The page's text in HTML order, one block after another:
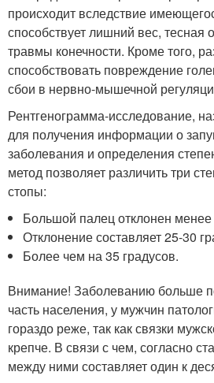
происходит вследствие
способствует лишний вес, тесная
травмы конечности. Кроме того,
способствовать повреждение
сбои в нервно-мышечной
Рентгенограмма-исследование,
для получения информации о
заболевания и определения
метод позволяет различить три
стопы:
Большой палец отклонен менее
Отклонение составляет 25-30
Более чем на 35 градусов.
Внимание! Заболеванию больше
часть населения, у мужчин
гораздо реже, так как связки
крепче. В связи с чем, согласно
между ними составляет один к